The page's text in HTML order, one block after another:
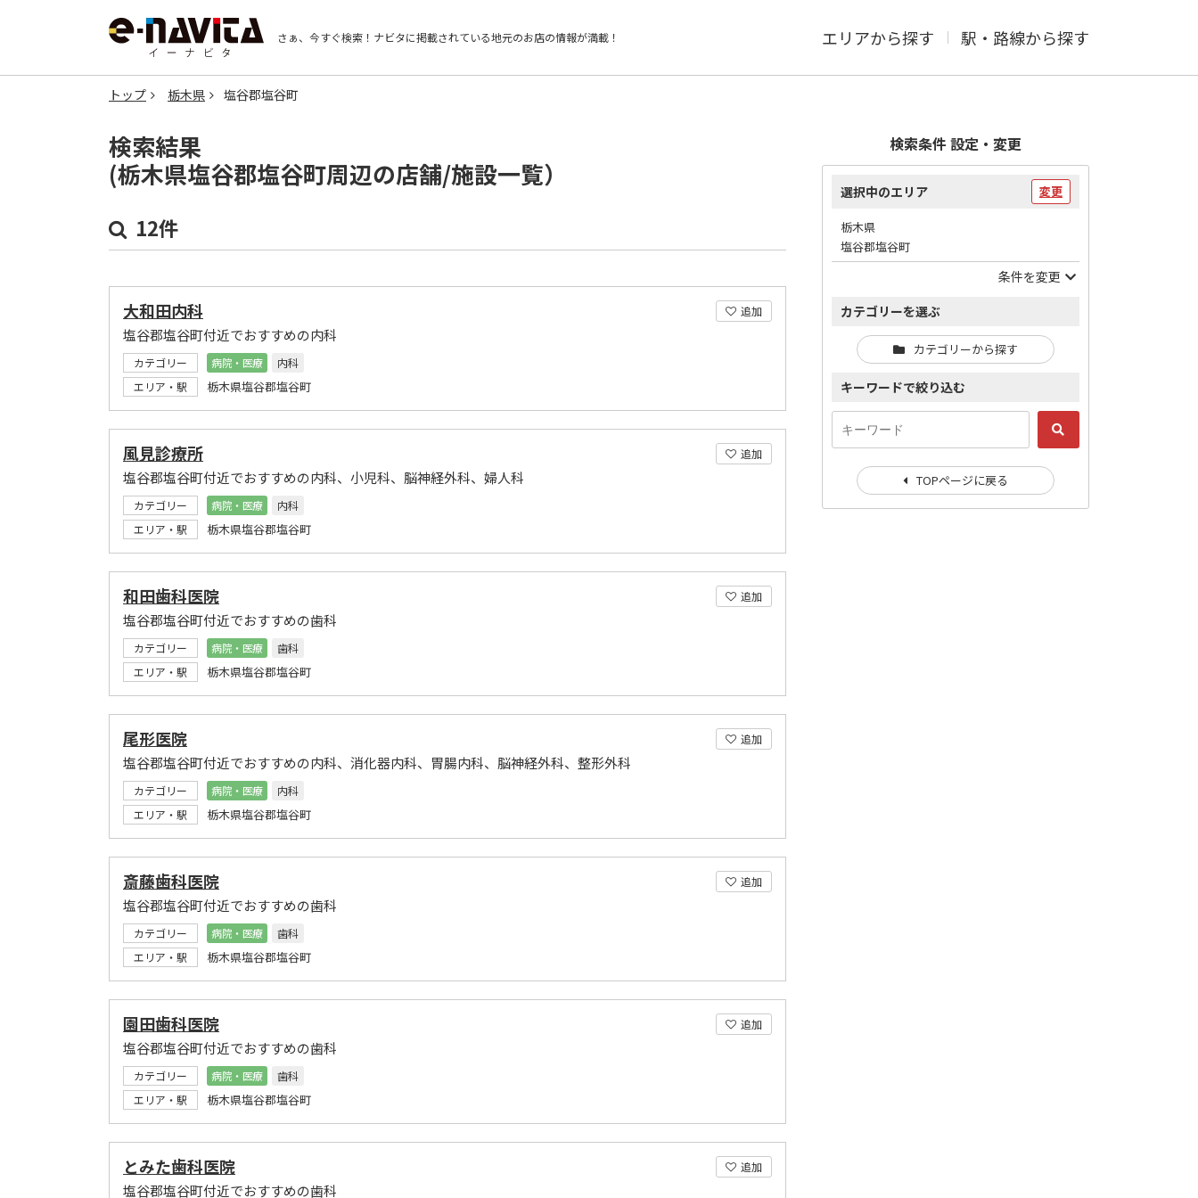
さぁ、今すぐ検索！ ナビタに掲載されている地元のお店の情報が満載！ エリアから探す 駅・路線から探す
トップ 栃木県 塩谷郡塩谷町
検索結果
(栃木県塩谷郡塩谷町周辺の店舗/施設一覧）
12件
追加
大和田内科
塩谷郡塩谷町付近でおすすめの内科
カテゴリー 病院・医療
内科
エリア・駅
栃木県塩谷郡塩谷町
追加
風見診療所
塩谷郡塩谷町付近でおすすめの内科、小児科、脳神経外科、婦人科
カテゴリー 病院・医療
内科
エリア・駅
栃木県塩谷郡塩谷町
追加
和田歯科医院
塩谷郡塩谷町付近でおすすめの歯科
カテゴリー 病院・医療
歯科
エリア・駅
栃木県塩谷郡塩谷町
追加
尾形医院
塩谷郡塩谷町付近でおすすめの内科、消化器内科、胃腸内科、脳神経外科、整形外科
カテゴリー 病院・医療
内科
エリア・駅
栃木県塩谷郡塩谷町
追加
斎藤歯科医院
塩谷郡塩谷町付近でおすすめの歯科
カテゴリー 病院・医療
歯科
エリア・駅
栃木県塩谷郡塩谷町
追加
園田歯科医院
塩谷郡塩谷町付近でおすすめの歯科
カテゴリー 病院・医療
歯科
エリア・駅
栃木県塩谷郡塩谷町
追加
とみた歯科医院
塩谷郡塩谷町付近でおすすめの歯科
検索条件 設定・変更
選択中のエリア 変更
栃木県
塩谷郡塩谷町
条件を変更
カテゴリーを選ぶ
カテゴリーから探す
キーワードで絞り込む
TOPページに戻る